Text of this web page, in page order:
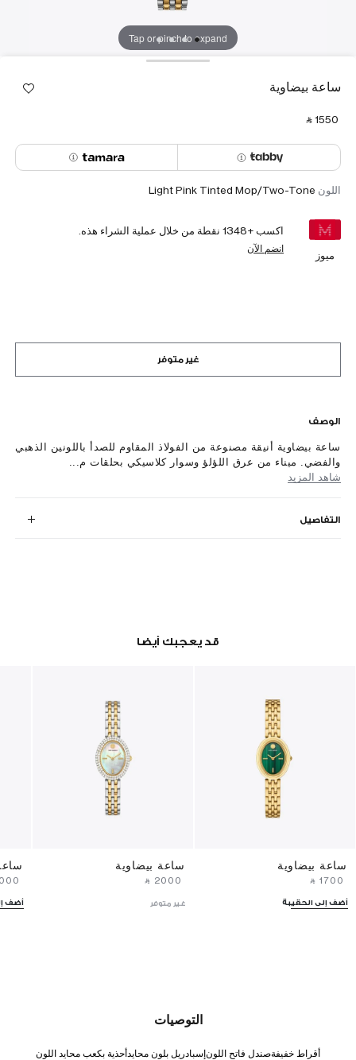
Tap or pinch to expand
ساعة بيضاوية
‎ ⃁ ⁦1550⁩ ‎
اللون Light Pink Tinted Mop/Two-Tone
ميوز
اكسب +1348 نقطة من خلال عملية الشراء هذه.
انضم الآن
غير متوفر
الوصف
ساعة بيضاوية أنيقة مصنوعة من الفولاذ المقاوم للصدأ باللونين الذهبي
والفضي. ميناء من عرق اللؤلؤ وسوار كلاسيكي بحلقات م...
شاهد المزيد
التفاصيل
قد يعجبك أيضا
ساعة بيضاوية
‎ ⃁ ⁦1700⁩ ‎
أضف إلى الحقيبة
ساعة بيضاوية
‎ ⃁ ⁦2000⁩ ‎
غير متوفر أضف
التوصيات
أقراط خفيفةصندل فاتح اللون إسبادريل بلون محايد أحذية بكعب محايد اللون